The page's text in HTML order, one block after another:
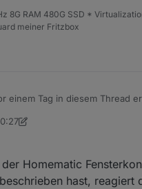
8G RAM 480G SSD *
meiner Fritzbox
einem Tag in diesem Thread
Homematic
hast, reagiert